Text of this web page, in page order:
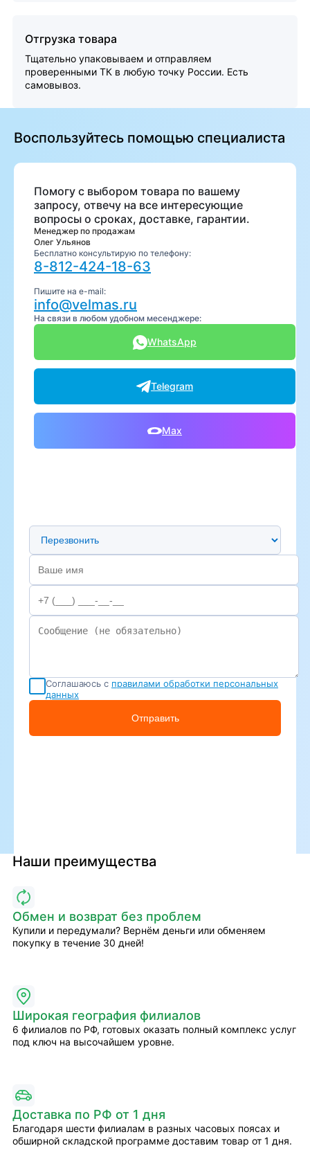
Отгрузка товара
Тщательно упаковываем и отправляем
проверенными ТК в любую точку России. Есть
самовывоз.
Воспользуйтесь помощью специалиста
Помогу с выбором товара по вашему
запросу, отвечу на все интересующие
вопросы о сроках, доставке, гарантии.
Менеджер по продажам
Олег Ульянов
Бесплатно консультирую по телефону:
8-812-424-18-63
Пишите на e-mail:
info@velmas.ru
На связи в любом удобном месенджере:
WhatsApp
Telegram
Max
Предпочтительный способ связи
Соглашаюсь с правилами обработки персональных
данных
Отправить
Наши преимущества
Обмен и возврат без проблем
Купили и передумали? Вернём деньги или обменяем
покупку в течение 30 дней!
Широкая география филиалов
6 филиалов по РФ, готовых оказать полный комплекс услуг
под ключ на высочайшем уровне.
Доставка по РФ от 1 дня
Благодаря шести филиалам в разных часовых поясах и
обширной складской программе доставим товар от 1 дня.